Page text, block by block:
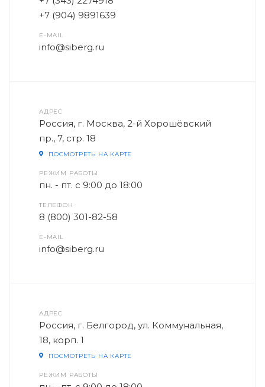
+7 (904) 9891639
E-MAIL
info@siberg.ru
АДРЕС
Россия, г. Москва, 2-й Хорошёвский
пр., 7, стр. 18
ПОСМОТРЕТЬ НА КАРТЕ
РЕЖИМ РАБОТЫ
пн. - пт. с 9:00 до 18:00
ТЕЛЕФОН
8 (800) 301-82-58
E-MAIL
info@siberg.ru
АДРЕС
Россия, г. Белгород, ул. Коммунальная,
18, корп. 1
ПОСМОТРЕТЬ НА КАРТЕ
РЕЖИМ РАБОТЫ